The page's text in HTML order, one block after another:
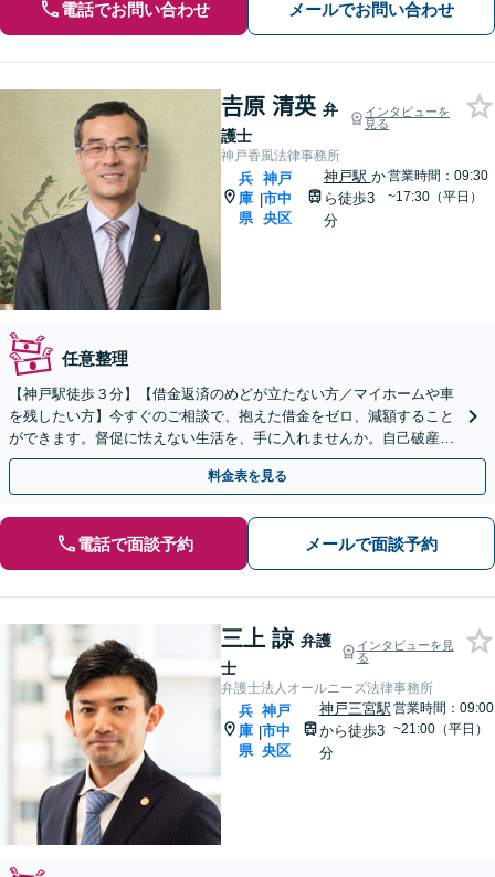
電話でお問い合わせ メールでお問い合わせ
𠮷原 清英 弁
護士
インタビューを
見る
神戸香風法律事務所
兵
庫
県
|
神戸
市中
央区
神戸駅 か
ら徒歩3
分
営業時間：09:30
~17:30（平日）
任意整理
【神戸駅徒歩３分】【借金返済のめどが立たない方／マイホームや車
を残したい方】今すぐのご相談で、抱えた借金をゼロ、減額すること
ができます。督促に怯えない生活を、手に入れませんか。自己破産・
任意整理・個人再生・法人破産に対応。【個室相談】
料金表を見る
電話で面談予約 メールで面談予約
三上 諒 弁護
士
インタビューを見
る
弁護士法人オールニーズ法律事務所
兵
庫
県
|
神戸
市中
央区
神戸三宮駅
から徒歩3
分
営業時間：09:00
~21:00（平日）